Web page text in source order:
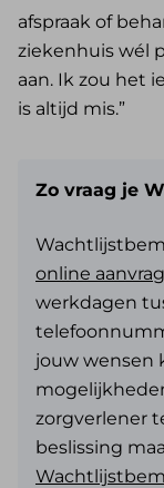
afspraak of
ziekenhuis wél
aan. Ik zou het
is altijd mis.”
Zo vraag je
online
werkdagen
jouw wensen
zorgverlener
beslissing